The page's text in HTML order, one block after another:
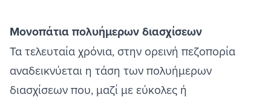
Μονοπάτια πολυήμερων διασχίσεων
Τα τελευταία χρόνια, στην ορεινή πεζοπορία
αναδεικνύεται η τάση των πολυήμερων
διασχίσεων που, μαζί με εύκολες ή